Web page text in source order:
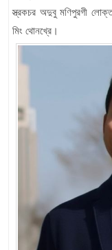
স্ত্রকচর অদুবু মণিপুরগী
মিং থোনখ্রে।